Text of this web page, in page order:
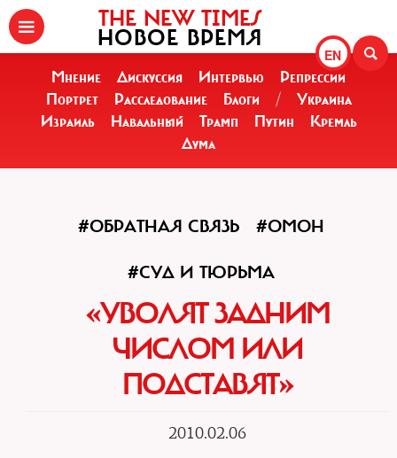
EN
THE NEW TIMES
НОВОЕ ВРЕМЯ
Мнение Дискуссия Интервью
Репрессии
Портрет
Расследование Блоги /
Украина
Израиль
Навальный Трамп Путин
Кремль
Дума
#ОБРАТНАЯ СВЯЗЬ #ОМОН
#СУД И ТЮРЬМА
«УВОЛЯТ ЗАДНИМ
ЧИСЛОМ ИЛИ
ПОДСТАВЯТ»
2010.02.06